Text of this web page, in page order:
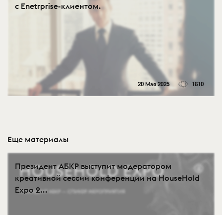
с Enetrprise-клиентом.
20 Мая 2025 1810
Еще материалы
Президент АБКР выступит модератором
креативной сессии конференции на HouseHold
Expo 2...